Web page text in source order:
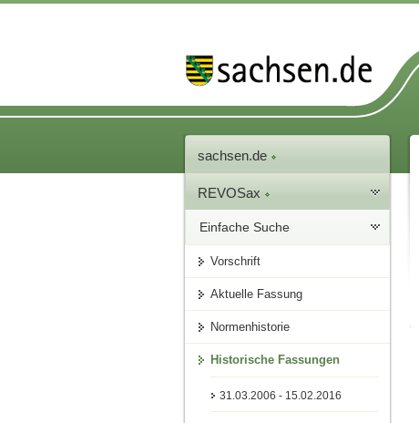
sachsen.de
REVOSax
Einfache Suche
Vorschrift
Aktuelle Fassung
Normenhistorie
Historische Fassungen
31.03.2006 - 15.02.2016